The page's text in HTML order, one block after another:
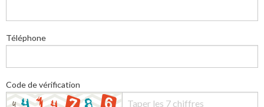
Téléphone
Code de vérification